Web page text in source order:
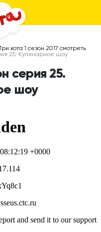
кота 1 сезон 2017 смотреть
25. Кулинарное шоу
серия 25.
шоу